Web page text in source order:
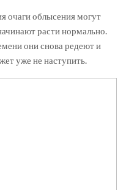
очаги облысения могут
расти нормально.
они снова редеют и
уже не наступить.